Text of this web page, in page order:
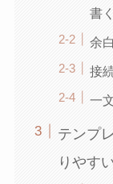
書く
余
接
一
テンプ
りやす